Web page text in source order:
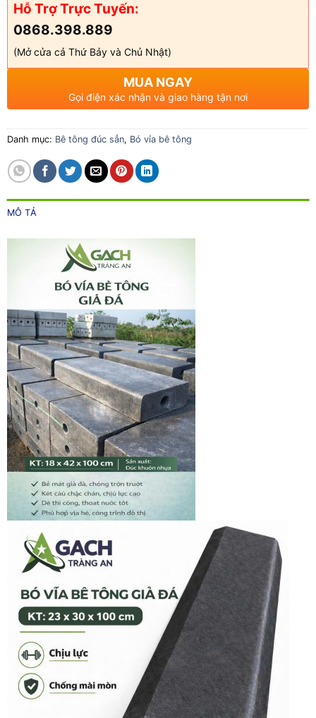
Hỗ Trợ Trực Tuyến:
0868.398.889
(Mở cửa cả Thứ Bảy và Chủ Nhật)
MUA NGAY
Gọi điện xác nhận và giao hàng tận nơi
Danh mục: Bê tông đúc sẳn, Bó vỉa bê tông
MÔ TẢ